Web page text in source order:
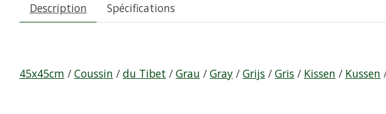
Description Spécifications
45x45cm / Coussin / du Tibet / Grau / Gray / Grijs / Gris / Kissen / Kussen